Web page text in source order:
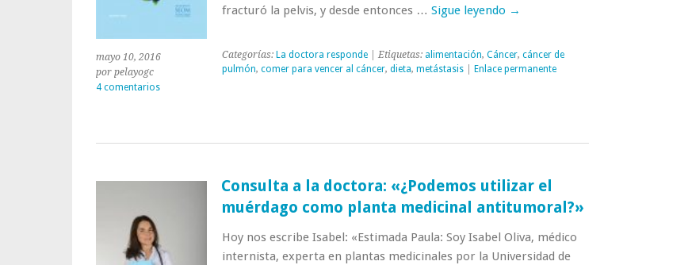
mayo 10, 2016
por pelayogc
4 comentarios
fracturó la pelvis, y desde entonces … Sigue leyendo →
Categorías: La doctora responde| Etiquetas: alimentación, Cáncer, cáncer de
pulmón, comer para vencer al cáncer, dieta, metástasis| Enlace permanente
Consulta a la doctora: «¿Podemos utilizar el
muérdago como planta medicinal antitumoral?»
Hoy nos escribe Isabel: «Estimada Paula: Soy Isabel Oliva, médico
internista, experta en plantas medicinales por la Universidad de